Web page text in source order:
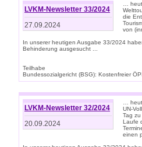
LVKM-Newsletter 33/2024
27.09.2024
…
die
von
In unserer heutigen Ausgabe 33/2024
Behinderung ausgesucht ...
Teilhabe
Bundessozialgericht (BSG): Kostenfreier
LVKM-Newsletter 32/2024
20.09.2024
…
UN-
Tag
Laufe
einen